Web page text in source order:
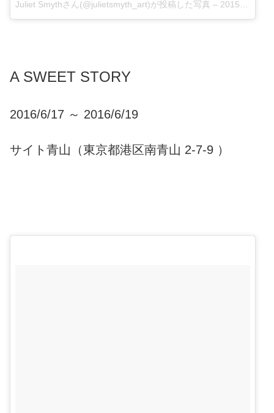
Juliet Smythさん(@julietsmyth_art)が投稿した写真 – 2015 11月 14 7:29午後 PST
A SWEET STORY
2016/6/17 ～ 2016/6/19
サイト青山（東京都港区南青山 2-7-9 ）